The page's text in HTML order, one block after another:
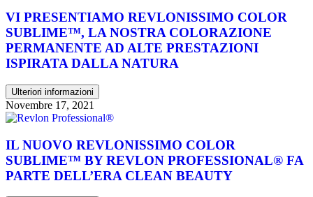
VI PRESENTIAMO REVLONISSIMO COLOR
SUBLIME™, LA NOSTRA COLORAZIONE
PERMANENTE AD ALTE PRESTAZIONI
ISPIRATA DALLA NATURA
Ulteriori informazioni
Novembre 17, 2021
IL NUOVO REVLONISSIMO COLOR
SUBLIME™ BY REVLON PROFESSIONAL® FA
PARTE DELL’ERA CLEAN BEAUTY